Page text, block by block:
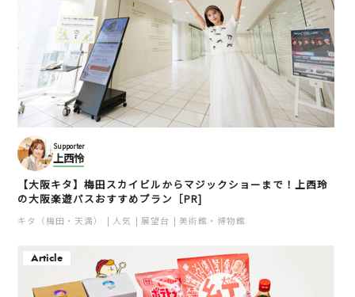
Supporter
上西怜
【大阪キタ】梅田スカイビルからマジックショーまで！上西玲
の大阪楽遊パスおすすめプラン［PR]
キタ（梅田・天満） 人気 展望台 美術館・博物館
Article